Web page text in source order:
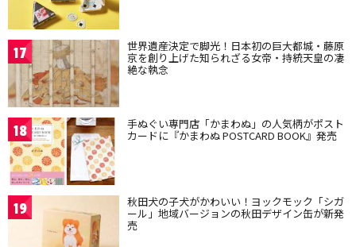
17 世界遺産決定で脚光！日本初の巨大都城・藤原
京を創り上げた知られざる女帝・持統天皇の凄
絶な執念
18 手ぬぐい専門店「かまわぬ」の人気柄がポスト
カードに『かまわぬ POSTCARD BOOK』発売
19 秋田犬の子犬がかわいい！ヨックモック「シガ
ール」地域バージョンの秋田デザイン缶が新発
売